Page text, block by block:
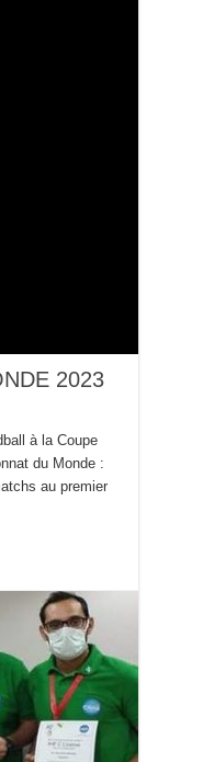
2023
à la Coupe
du Monde :
au premier